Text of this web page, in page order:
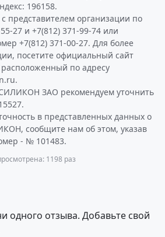
196158.
представителем организации по
27 и +7(812) 371-99-74 или
+7(812) 371-00-27. Для более
посетите официальный сайт
по адресу
ЗАО рекомендуем уточнить
в представленных данных о
сообщите нам об этом, указав
- № 101483.
1198 раз
одного отзыва. Добавьте свой